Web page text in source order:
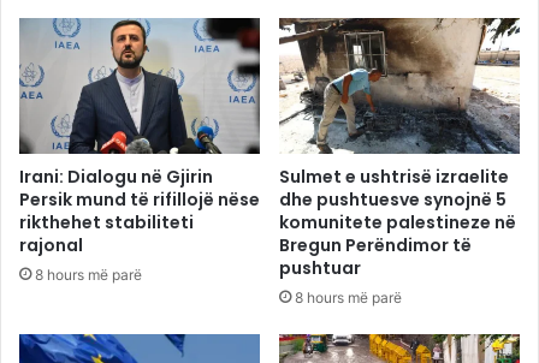
Irani: Dialogu në Gjirin
Persik mund të rifillojë nëse
rikthehet stabiliteti
rajonal
8 hours më parë
Sulmet e ushtrisë izraelite
dhe pushtuesve synojnë 5
komunitete palestineze në
Bregun Perëndimor të
pushtuar
8 hours më parë